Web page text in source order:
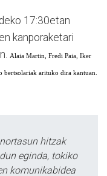
17:30etan
kanporaketari
Alaia Martin, Fredi Paia, Iker
bertsolariak arituko dira kantuan.
hitzak
eginda, tokiko
komunikabidea